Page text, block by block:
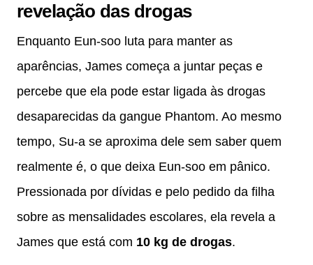
revelação das drogas
Enquanto Eun-soo luta para manter as
aparências, James começa a juntar peças e
percebe que ela pode estar ligada às drogas
desaparecidas da gangue Phantom. Ao mesmo
tempo, Su-a se aproxima dele sem saber quem
realmente é, o que deixa Eun-soo em pânico.
Pressionada por dívidas e pelo pedido da filha
sobre as mensalidades escolares, ela revela a
James que está com 10 kg de drogas.